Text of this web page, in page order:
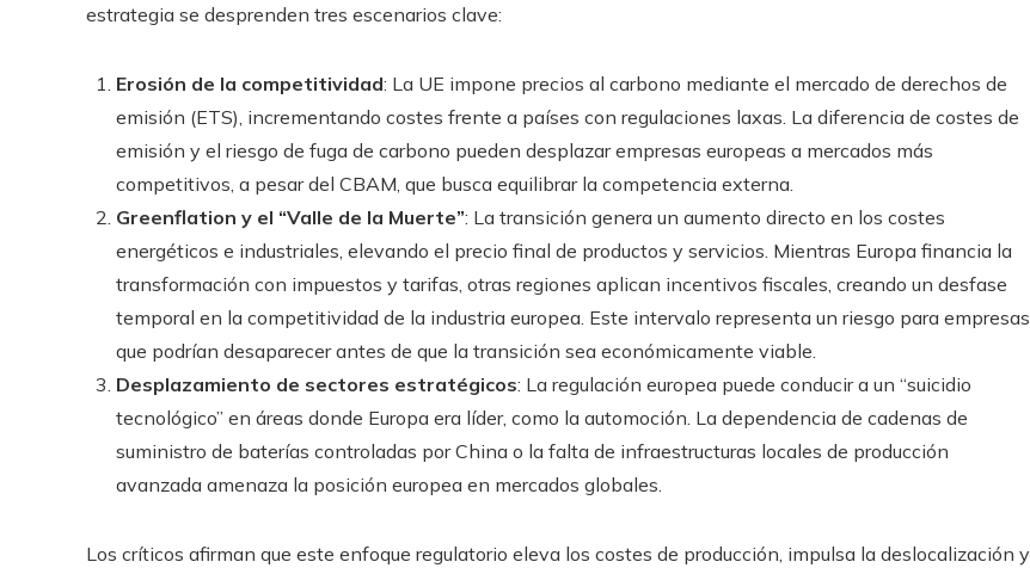
estrategia se desprenden tres escenarios clave:
Erosión de la competitividad: La UE impone precios al carbono mediante el mercado de derechos de
emisión (ETS), incrementando costes frente a países con regulaciones laxas. La diferencia de costes de
emisión y el riesgo de fuga de carbono pueden desplazar empresas europeas a mercados más
competitivos, a pesar del CBAM, que busca equilibrar la competencia externa.
Greenflation y el “Valle de la Muerte”: La transición genera un aumento directo en los costes
energéticos e industriales, elevando el precio final de productos y servicios. Mientras Europa financia la
transformación con impuestos y tarifas, otras regiones aplican incentivos fiscales, creando un desfase
temporal en la competitividad de la industria europea. Este intervalo representa un riesgo para empresas
que podrían desaparecer antes de que la transición sea económicamente viable.
Desplazamiento de sectores estratégicos: La regulación europea puede conducir a un “suicidio
tecnológico” en áreas donde Europa era líder, como la automoción. La dependencia de cadenas de
suministro de baterías controladas por China o la falta de infraestructuras locales de producción
avanzada amenaza la posición europea en mercados globales.
Los críticos afirman que este enfoque regulatorio eleva los costes de producción, impulsa la deslocalización y